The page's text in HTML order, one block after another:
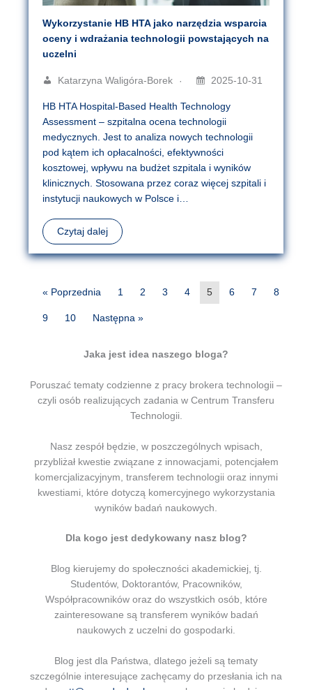
Wykorzystanie HB HTA jako narzędzia wsparcia
oceny i wdrażania technologii powstających na
uczelni
Katarzyna Waligóra-Borek 2025-10-31
HB HTA Hospital-Based Health Technology
Assessment – szpitalna ocena technologii
medycznych. Jest to analiza nowych technologii
pod kątem ich opłacalności, efektywności
kosztowej, wpływu na budżet szpitala i wyników
klinicznych. Stosowana przez coraz więcej szpitali i
instytucji naukowych w Polsce i…
Czytaj dalej
« Poprzednia 1 2 3 4 5 6 7 8
9 10 Następna »
Jaka jest idea naszego bloga?
Poruszać tematy codzienne z pracy brokera technologii –
czyli osób realizujących zadania w Centrum Transferu
Technologii.
Nasz zespół będzie, w poszczególnych wpisach,
przybliżał kwestie związane z innowacjami, potencjałem
komercjalizacyjnym, transferem technologii oraz innymi
kwestiami, które dotyczą komercyjnego wykorzystania
wyników badań naukowych.
Dla kogo jest dedykowany nasz blog?
Blog kierujemy do społeczności akademickiej, tj.
Studentów, Doktorantów, Pracowników,
Współpracowników oraz do wszystkich osób, które
zainteresowane są transferem wyników badań
naukowych z uczelni do gospodarki.
Blog jest dla Państwa, dlatego jeżeli są tematy
szczególnie interesujące zachęcamy do przesłania ich na